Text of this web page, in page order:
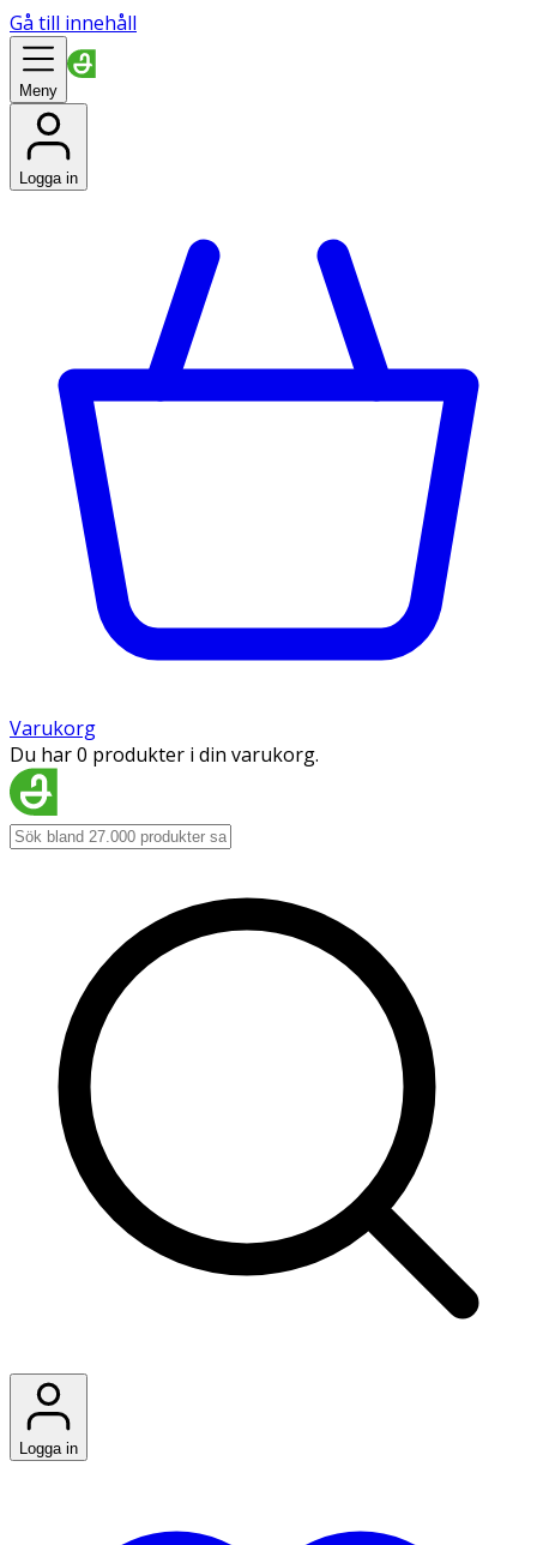
Gå till innehåll
Meny
Logga in
Varukorg
Du har 0 produkter i din varukorg.
Logga in